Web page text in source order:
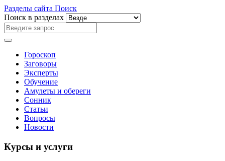
Разделы сайта Поиск
Поиск в разделах
Гороскоп
Заговоры
Эксперты
Обучение
Амулеты и обереги
Сонник
Статьи
Вопросы
Новости
Курсы и услуги